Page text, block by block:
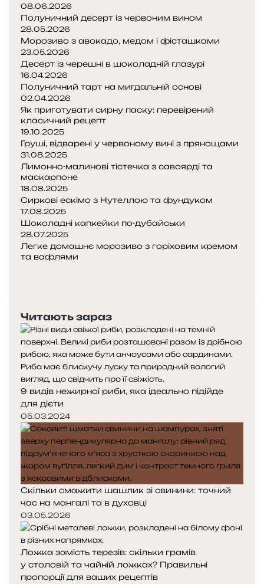
08.06.2026
Полуничний десерт із червоним вином
28.05.2026
Морозиво з авокадо, медом і фісташками
23.05.2026
Десерт із черешні в шоколадній глазурі
16.04.2026
Полуничний тарт на мигдальній основі
02.04.2026
Як приготувати сирну паску: перевірений
класичний рецепт
19.10.2025
Груші, відварені у червоному вині з прянощами
31.08.2025
Лимонно-малинові тістечка з савоярді та
маскарпоне
18.08.2025
Сиркові ескімо з Нутеллою та фундуком
17.08.2025
Шоколадні капкейки по-дубайськи
28.07.2025
Легке домашнє морозиво з горіховим кремом
та вафлями
р
е
д
н
я
с
т
о
р
і
н
к
а
т
у
п
н
а
с
т
о
р
і
н
к
а
Читають зараз
9 видів нежирної риби, яка ідеально підійде
для дієти
05.03.2024
Скільки смажити шашлик зі свинини: точний
час на мангалі та в духовці
03.05.2026
Ложка замість терезів: скільки грамів
у столовій та чайній ложках? Правильні
пропорції для ваших рецептів